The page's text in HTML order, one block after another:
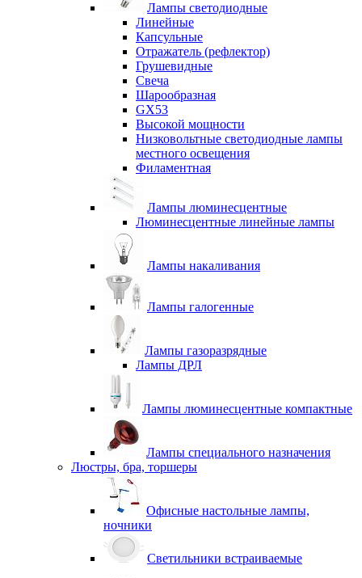
Лампы светодиодные
Линейные
Капсульные
Отражатель (рефлектор)
Грушевидные
Свеча
Шарообразная
GX53
Высокой мощности
Низковольтные светодиодные лампы
местного освещения
Филаментная
Лампы люминесцентные
Люминесцентные линейные лампы
Лампы накаливания
Лампы галогенные
Лампы газоразрядные
Лампы ДРЛ
Лампы люминесцентные компактные
Лампы специального назначения
Люстры, бра, торшеры
Офисные настольные лампы,
ночники
Светильники встраиваемые